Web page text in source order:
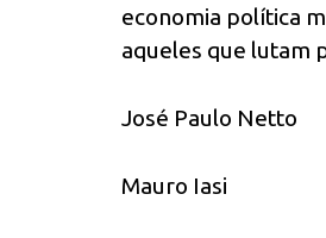
economia política
aqueles que lutam
José Paulo Netto
Mauro Iasi